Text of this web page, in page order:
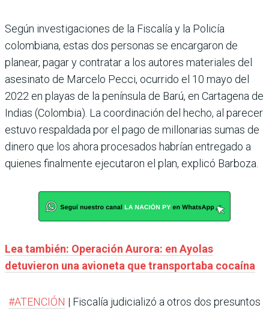
Según investigaciones de la Fiscalía y la Policía
colombiana, estas dos personas se encargaron de
planear, pagar y contratar a los autores materiales del
asesinato de Marcelo Pecci, ocurrido el 10 mayo del
2022 en playas de la península de Barú, en Cartagena de
Indias (Colombia). La coordinación del hecho, al parecer
estuvo respaldada por el pago de millonarias sumas de
dinero que los ahora procesados habrían entregado a
quienes finalmente ejecutaron el plan, explicó Barboza.
Lea también: Operación Aurora: en Ayolas
detuvieron una avioneta que transportaba cocaína
#ATENCIÓN | Fiscalía judicializó a otros dos presuntos